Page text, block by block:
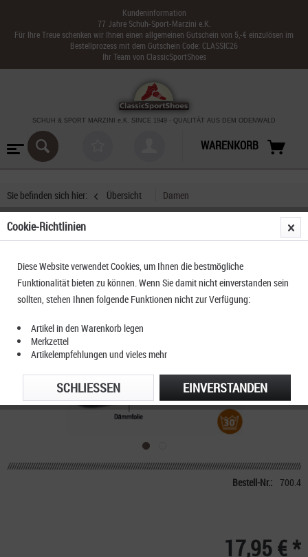
Kundeninformation
77 Jahre Schuh-Sport-Marzini e.K.
Für Ihre Treue schenken wir Ihnen einen allgemeinen Gutschein von 5,-€ einzulösen im
Bestellprozess mit dem Gutschein Code: CLASSIC26
Ihr Team von ClassicSportShoes
SCHUH & SPORT MARZINI e.K. SINCE 1949 - QUALITÄT AUS DEM ODENWALD
WARENKORB
Sie befinden sich hier: Übersicht Damen
Bestell-Nr.: 700.4
17,95 € *
Cookie-Richtlinien
Diese Website verwendet Cookies, um Ihnen die bestmögliche
Funktionalität bieten zu können. Wenn Sie damit nicht einverstanden sein
sollten, stehen Ihnen folgende Funktionen nicht zur Verfügung:
Artikel in den Warenkorb legen
Merkzettel
Artikelempfehlungen und vieles mehr
EINVERSTANDEN
SCHLIESSEN